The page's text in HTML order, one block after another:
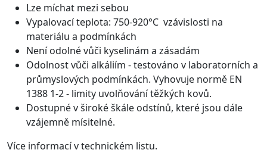
Lze míchat mezi sebou
Vypalovací teplota: 750-920°C vzávislosti na
materiálu a podmínkách
Není odolné vůči kyselinám a zásadám
Odolnost vůči alkáliím - testováno v laboratorních a
průmyslových podmínkách. Vyhovuje normě EN
1388 1-2 - limity uvolňování těžkých kovů.
Dostupné v široké škále odstínů, které jsou dále
vzájemně mísitelné.
Více informací v technickém listu.